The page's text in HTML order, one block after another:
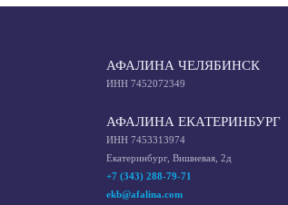
АФАЛИНА ЧЕЛЯБИНСК
ИНН 7452072349
АФАЛИНА ЕКАТЕРИНБУРГ
ИНН 7453313974
Екатеринбург, Вишневая, 2д
+7 (343) 288-79-71
ekb@afalina.com